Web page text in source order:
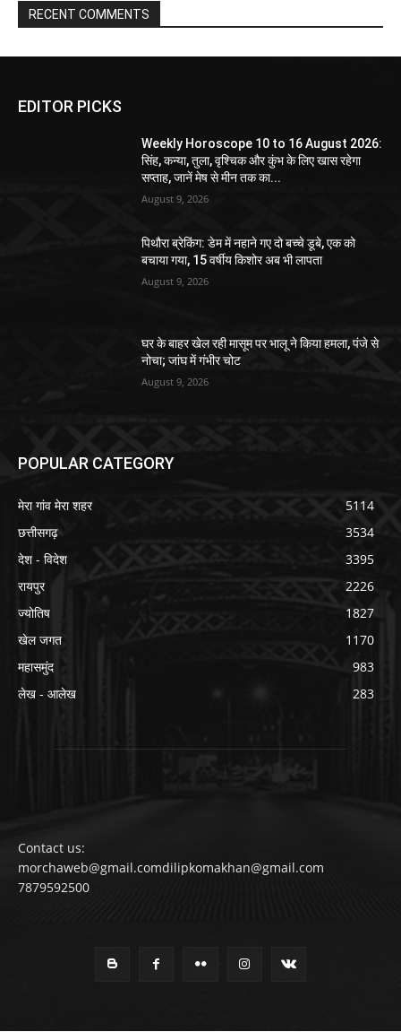
RECENT COMMENTS
EDITOR PICKS
Weekly Horoscope 10 to 16 August 2026:
सिंह, कन्या, तुला, वृश्चिक और कुंभ के लिए खास रहेगा
सप्ताह, जानें मेष से मीन तक का...
August 9, 2026
पिथौरा ब्रेकिंग: डेम में नहाने गए दो बच्चे डूबे, एक को
बचाया गया, 15 वर्षीय किशोर अब भी लापता
August 9, 2026
घर के बाहर खेल रही मासूम पर भालू ने किया हमला, पंजे से
नोचा; जांघ में गंभीर चोट
August 9, 2026
POPULAR CATEGORY
मेरा गांव मेरा शहर
5114
छत्तीसगढ़
3534
देश - विदेश
3395
रायपुर
2226
ज्योतिष
1827
खेल जगत
1170
महासमुंद
983
लेख - आलेख
283
Contact us:
morchaweb@gmail.comdilipkomakhan@gmail.com
7879592500